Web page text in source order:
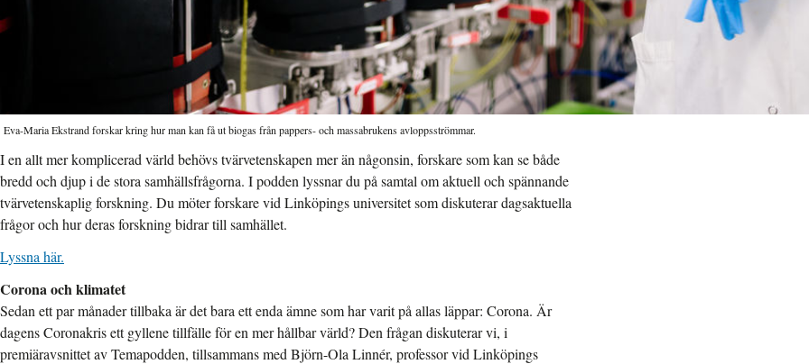
Eva-Maria Ekstrand forskar kring hur man kan få ut biogas från pappers- och massabrukens avloppsströmmar.
I en allt mer komplicerad värld behövs tvärvetenskapen mer än någonsin, forskare som kan se både
bredd och djup i de stora samhällsfrågorna. I podden lyssnar du på samtal om aktuell och spännande
tvärvetenskaplig forskning. Du möter forskare vid Linköpings universitet som diskuterar dagsaktuella
frågor och hur deras forskning bidrar till samhället.
Lyssna här.
Corona och klimatet
Sedan ett par månader tillbaka är det bara ett enda ämne som har varit på allas läppar: Corona. Är
dagens Coronakris ett gyllene tillfälle för en mer hållbar värld? Den frågan diskuterar vi, i
premiäravsnittet av Temapodden, tillsammans med Björn-Ola Linnér, professor vid Linköpings